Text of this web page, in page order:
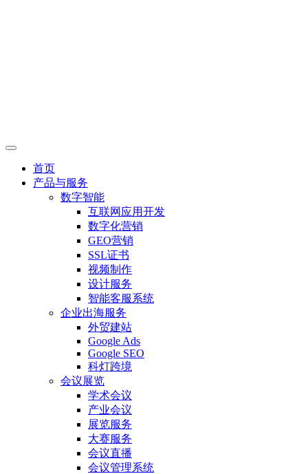
首页
产品与服务
数字智能
互联网应用开发
数字化营销
GEO营销
SSL证书
视频制作
设计服务
智能客服系统
企业出海服务
外贸建站
Google Ads
Google SEO
科灯跨境
会议展览
学术会议
产业会议
展览服务
大赛服务
会议直播
会议管理系统